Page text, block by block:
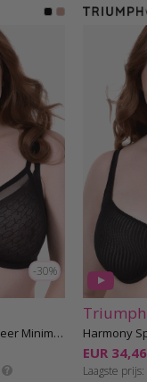
-30%
Triumph Signature Sheer Minimizer Beha E-H cup
Triumph
EUR 34,46
Laagste prijs